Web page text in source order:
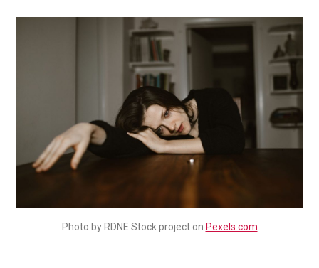
Photo by RDNE Stock project on Pexels.com